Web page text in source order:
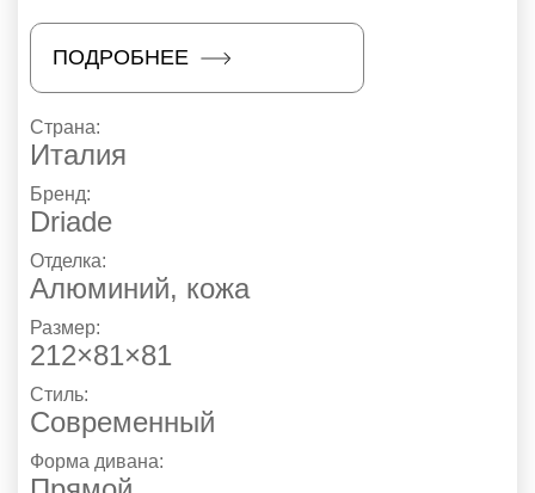
ПОДРОБНЕЕ
Страна:
Италия
Бренд:
Driade
Отделка:
Алюминий, кожа
Размер:
212×81×81
Стиль:
Современный
Форма дивана: